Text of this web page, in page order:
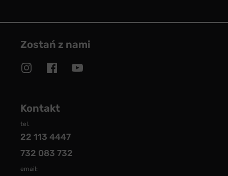
Zostań z nami
Kontakt
tel.
22 113 4447
732 083 732
email: